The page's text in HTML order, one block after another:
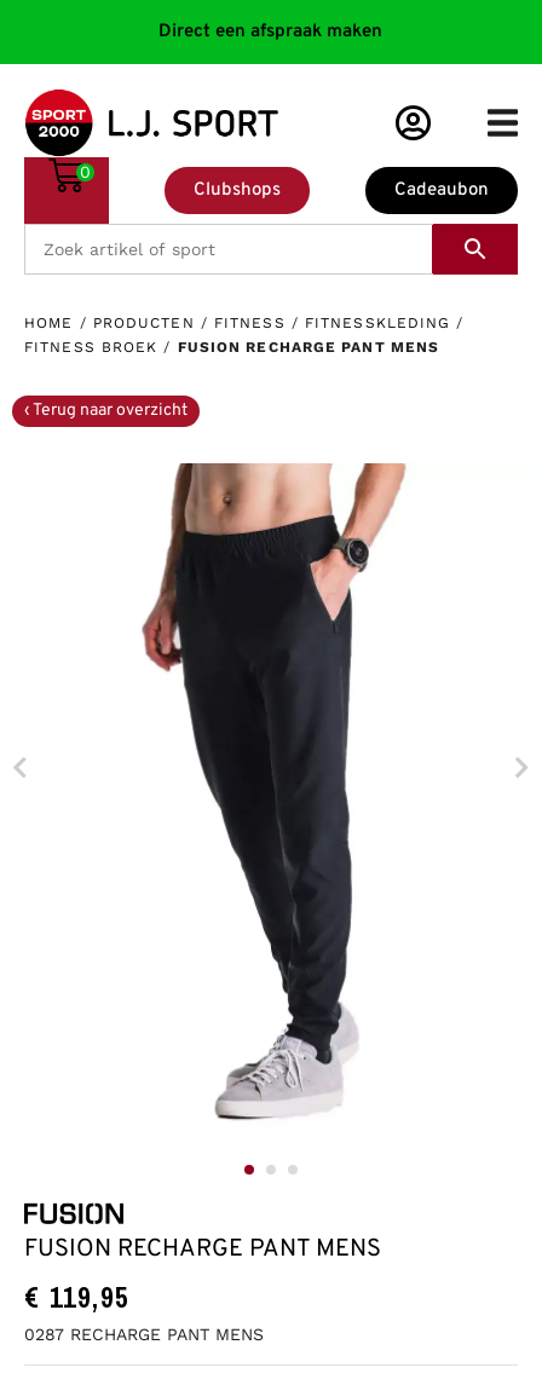
Direct een afspraak maken
Cadeaubon
Clubshops
0
HOME / PRODUCTEN / FITNESS / FITNESSKLEDING /
FITNESS BROEK / FUSION RECHARGE PANT MENS
FUSION RECHARGE PANT MENS
€ 119,95
0287 RECHARGE PANT MENS